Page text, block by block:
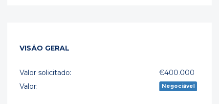
VISÃO GERAL
Valor solicitado:
€400.000
Valor:
Negociável